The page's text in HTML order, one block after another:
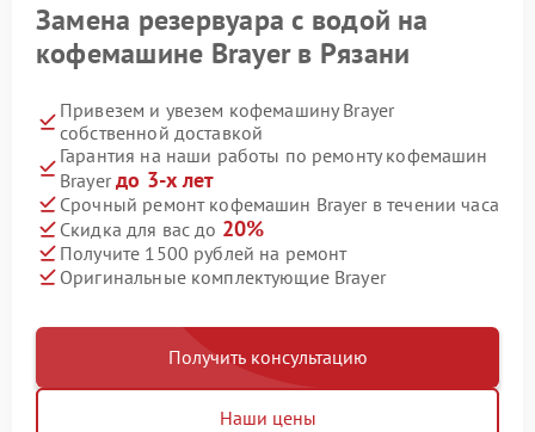
Замена резервуара с водой на
кофемашине Brayer в Рязани
Привезем и увезем кофемашину Brayer
собственной доставкой
Гарантия на наши работы по ремонту кофемашин
Brayerдо 3-х лет
Срочный ремонт кофемашин Brayer в течении часа
Скидка для вас до 20%
Получите 1500 рублей на ремонт
Оригинальные комплектующие Brayer
Получить консультацию
Наши цены